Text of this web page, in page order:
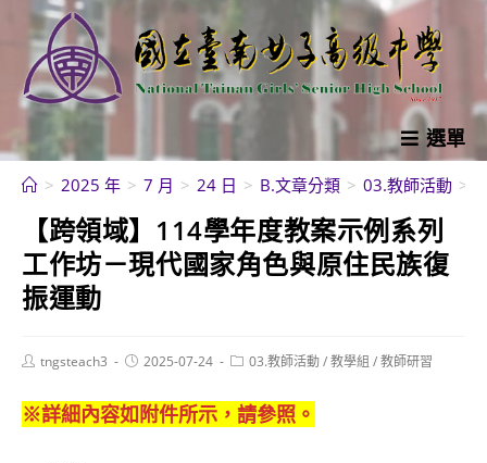
內
選單
> 2025 年 > 7 月 > 24 日 > B.文章分類 > 03.教師活動 >
【跨領域】114學年度教案示例系列
工作坊－現代國家角色與原住民族復
振運動
Posttngsteach3
Post2025-07-24
Post03.教師活動/教學組 /教師研習
※詳細內容如附件所示，請參照。